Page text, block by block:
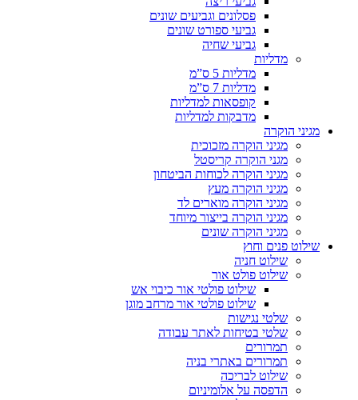
פסלונים וגביעים שונים
גביעי ספורט שונים
גביעי שחיה
מדליות
מדליות 5 ס”מ
מדליות 7 ס”מ
קופסאות למדליות
מדבקות למדליות
מגיני הוקרה
מגיני הוקרה מזכוכית
מגני הוקרה קריסטל
מגיני הוקרה לכוחות הביטחון
מגיני הוקרה מעץ
מגיני הוקרה מוארים לד
מגיני הוקרה בייצור מיוחד
מגיני הוקרה שונים
שילוט פנים וחוץ
שילוט חניה
שילוט פולט אור
שילוט פולטי אור כיבוי אש
שילוט פולטי אור מרחב מוגן
שלטי נגישות
שלטי בטיחות לאתר עבודה
תמרורים
תמרורים באתרי בניה
שילוט לבריכה
הדפסה על אלומיניום